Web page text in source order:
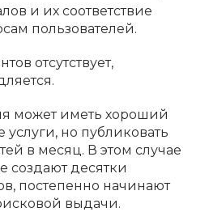
и их соответствие
пользователей.
отсутствует,
может иметь хороший
услуги, но публиковать
в месяц. В этом случае
создают десятки
постепенно начинают
выдачи.